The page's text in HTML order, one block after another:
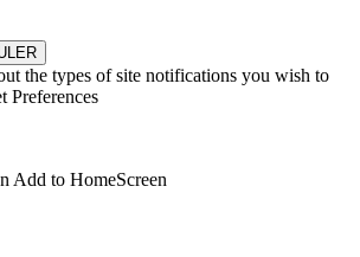
the types of site notifications you wish to
Preferences
Add to HomeScreen